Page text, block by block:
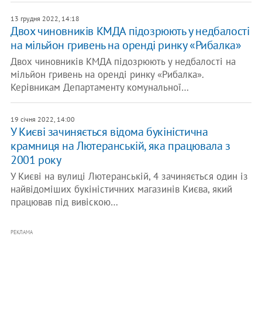
13 грудня 2022, 14:18
Двох чиновників КМДА підозрюють у недбалості
на мільйон гривень на оренді ринку «Рибалка»
Двох чиновників КМДА підозрюють у недбалості на
мільйон гривень на оренді ринку «Рибалка».
Керівникам Департаменту комунальної…
19 січня 2022, 14:00
У Києві зачиняється відома букіністична
крамниця на Лютеранській, яка працювала з
2001 року
У Києві на вулиці Лютеранській, 4 зачиняється один із
найвідоміших букіністичних магазинів Києва, який
працював під вивіскою…
РЕКЛАМА